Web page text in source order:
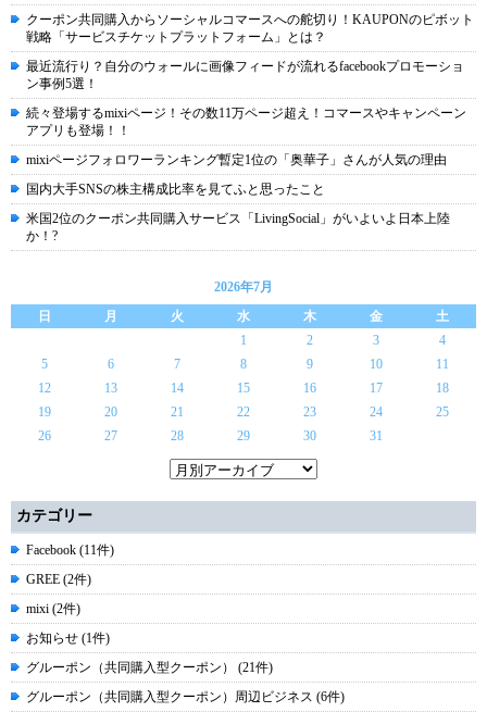
クーポン共同購入からソーシャルコマースへの舵切り！KAUPONのピボット
戦略「サービスチケットプラットフォーム」とは？
最近流行り？自分のウォールに画像フィードが流れるfacebookプロモーショ
ン事例5選！
続々登場するmixiページ！その数11万ページ超え！コマースやキャンペーン
アプリも登場！！
mixiページフォロワーランキング暫定1位の「奥華子」さんが人気の理由
国内大手SNSの株主構成比率を見てふと思ったこと
米国2位のクーポン共同購入サービス「LivingSocial」がいよいよ日本上陸
か！?
2026年7月
日
月 火 水 木 金
土
1
2 3
4
5
6 7 8 9 10
11
12
13 14 15 16 17
18
19
20 21 22 23 24
25
26
27 28 29 30 31
カテゴリー
Facebook (11件)
GREE (2件)
mixi (2件)
お知らせ (1件)
グルーポン（共同購入型クーポン） (21件)
グルーポン（共同購入型クーポン）周辺ビジネス (6件)